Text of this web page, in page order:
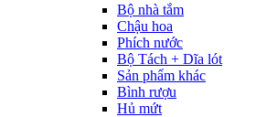
Bộ nhà tắm
Chậu hoa
Phích nước
Bộ Tách + Dĩa lót
Sản phẩm khác
Bình rượu
Hủ mứt